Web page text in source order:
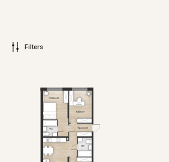
Filters